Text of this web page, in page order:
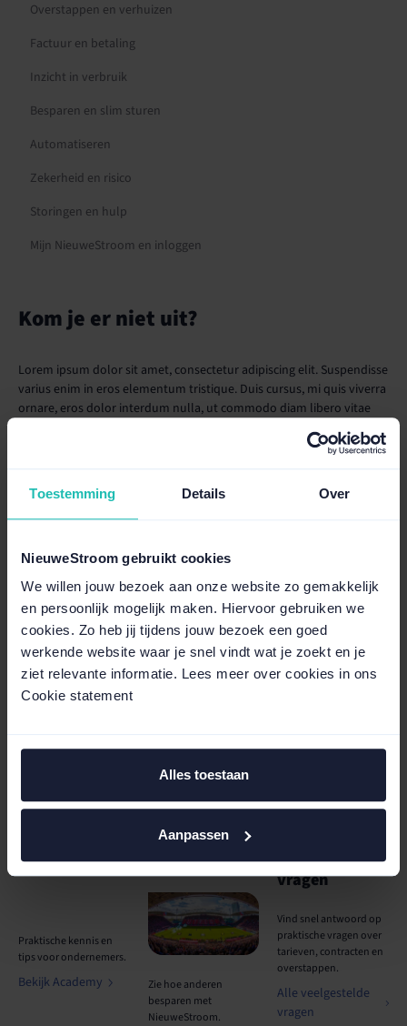
Toestemming Details Over
NieuweStroom gebruikt cookies
We willen jouw bezoek aan onze website zo gemakkelijk
en persoonlijk mogelijk maken. Hiervoor gebruiken we
cookies. Zo heb jij tijdens jouw bezoek een goed
werkende website waar je snel vindt wat je zoekt en je
ziet relevante informatie. Lees meer over cookies in ons
Cookie statement
Alles toestaan
Aanpassen
Overstappen en verhuizen
Factuur en betaling
Inzicht in verbruik
Besparen en slim sturen
Automatiseren
Zekerheid en risico
Storingen en hulp
Mijn NieuweStroom en inloggen
Kom je er niet uit?
Lorem ipsum dolor sit amet, consectetur adipiscing elit. Suspendisse
varius enim in eros elementum tristique. Duis cursus, mi quis viverra
ornare, eros dolor interdum nulla, ut commodo diam libero vitae
erat. Aenean faucibus nibh et justo cursus id rutrum lorem
klantenservice@nieuwestroom.nl
Reactie binnen ± 5 werkdagen
NieuweStroom maakt de energiemarkt
eerlijk en begrijpelijk voor ondernemers
Academy
Praktische kennis en
tips voor ondernemers.
Bekijk Academy
Klantverhalen
Zie hoe anderen
besparen met
NieuweStroom.
Veelgestelde
vragen
Vind snel antwoord op
praktische vragen over
tarieven, contracten en
overstappen.
Alle veelgestelde
vragen